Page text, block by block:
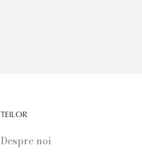
TEILOR
Despre noi